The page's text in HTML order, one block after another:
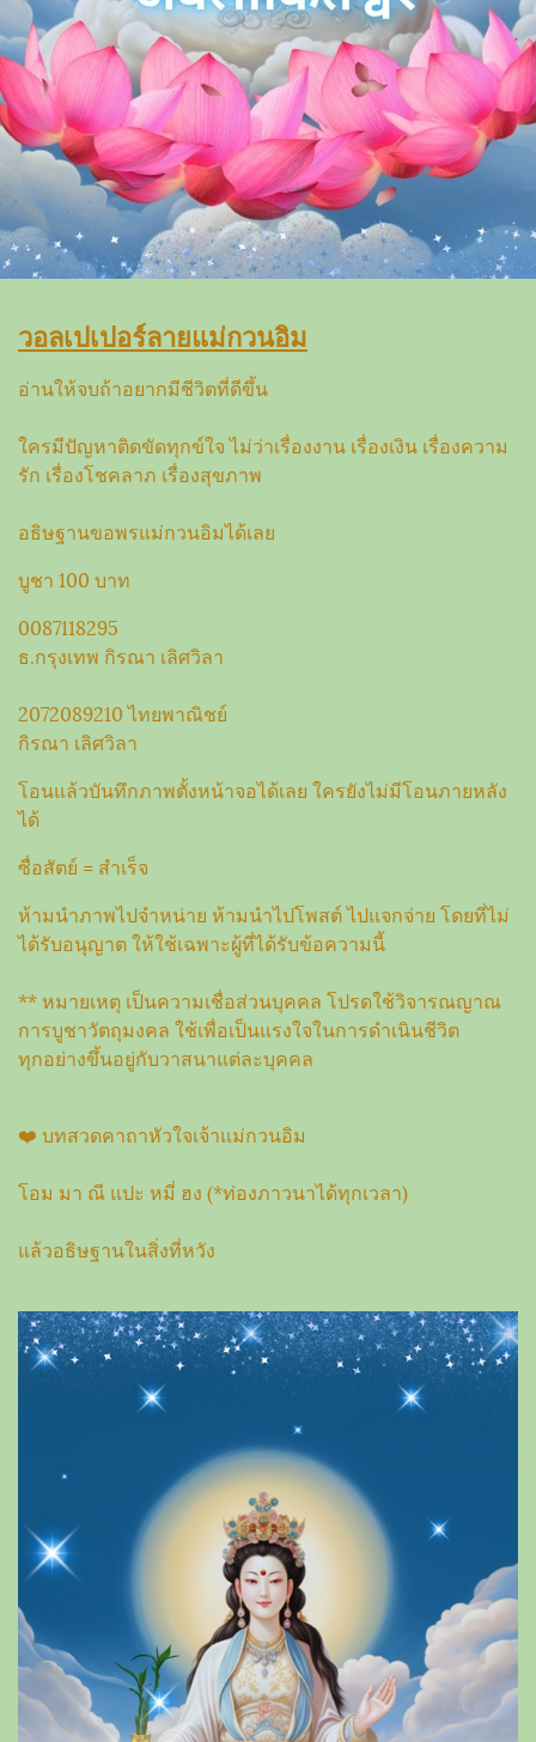
วอลเปเปอร์ลายแม่กวนอิม
อ่านให้จบถ้าอยากมีชีวิตที่ดีขึ้น
ใครมีปัญหาติดขัดทุกข์ใจ ไม่ว่าเรื่องงาน เรื่องเงิน เรื่องความ
รัก เรื่องโชคลาภ เรื่องสุขภาพ
อธิษฐานขอพรแม่กวนอิมได้เลย
บูชา 100 บาท
0087118295
ธ.กรุงเทพ กิรณา เลิศวิลา
2072089210 ไทยพาณิชย์
กิรณา เลิศวิลา
โอนแล้วบันทึกภาพตั้งหน้าจอได้เลย ใครยังไม่มีโอนภายหลัง
ได้
ซื่อสัตย์ = สำเร็จ
ห้ามนำภาพไปจำหน่าย ห้ามนำไปโพสต์ ไปแจกจ่าย โดยที่ไม่
ได้รับอนุญาต ให้ใช้เฉพาะผู้ที่ได้รับข้อความนี้
** หมายเหตุ เป็นความเชื่อส่วนบุคคล โปรดใช้วิจารณญาณ
การบูชาวัตถุมงคล ใช้เพื่อเป็นแรงใจในการดำเนินชีวิต
ทุกอย่างขึ้นอยู่กับวาสนาแต่ละบุคคล
❤️ บทสวดคาถาหัวใจเจ้าแม่กวนอิม
โอม มา ณี แปะ หมี่ ฮง (*ท่องภาวนาได้ทุกเวลา)
แล้วอธิษฐานในสิ่งที่หวัง